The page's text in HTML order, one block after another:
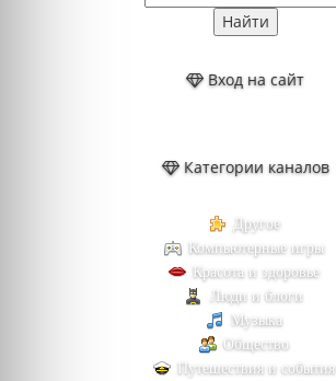
Вход на сайт
Категории каналов
Другое
Компьютерные игры
Красота и здоровье
Люди и блоги
Музыка
Общество
Путешествия и события